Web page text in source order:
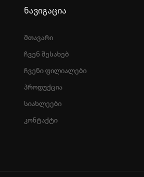
ნავიგაცია
მთავარი
ჩვენ შესახებ
ჩვენი ფილიალები
პროდუქცია
სიახლეები
კონტაქტი